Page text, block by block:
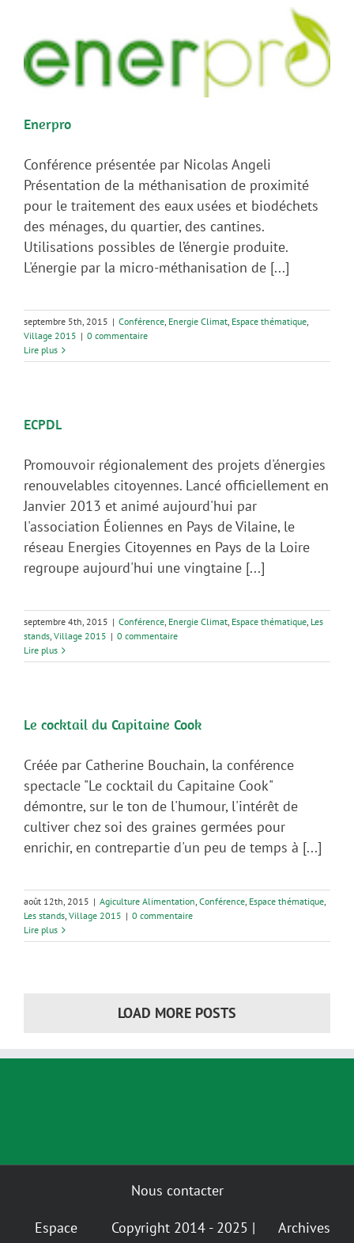
Enerpro
Conférence présentée par Nicolas Angeli
Présentation de la méthanisation de proximité
pour le traitement des eaux usées et biodéchets
des ménages, du quartier, des cantines.
Utilisations possibles de l’énergie produite.
L'énergie par la micro-méthanisation de [...]
septembre 5th, 2015 | Conférence Energie Climat Espace thématique
Village 2015 | 0 commentaire
Lire plus
ECPDL
Promouvoir régionalement des projets d'énergies
renouvelables citoyennes. Lancé officiellement en
Janvier 2013 et animé aujourd'hui par
l'association Éoliennes en Pays de Vilaine, le
réseau Energies Citoyennes en Pays de la Loire
regroupe aujourd'hui une vingtaine [...]
septembre 4th, 2015 | Conférence Energie Climat Espace thématique Les
stands Village 2015 | 0 commentaire
Lire plus
Le cocktail du Capitaine Cook
Créée par Catherine Bouchain, la conférence
spectacle "Le cocktail du Capitaine Cook"
démontre, sur le ton de l'humour, l'intérêt de
cultiver chez soi des graines germées pour
enrichir, en contrepartie d'un peu de temps à [...]
août 12th, 2015 | Agiculture Alimentation Conférence Espace thématique
Les stands Village 2015 | 0 commentaire
Lire plus
LOAD MORE POSTS
Nous contacter
Espace
Copyright 2014 - 2025 |
Archives